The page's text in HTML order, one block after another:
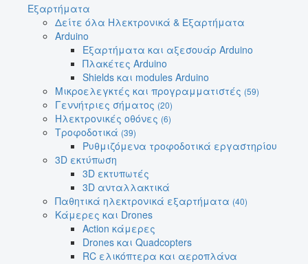
Εξαρτήματα
Δείτε όλα Ηλεκτρονικά & Εξαρτήματα
Arduino
Εξαρτήματα και αξεσουάρ Arduino
Πλακέτες Arduino
Shields και modules Arduino
Μικροελεγκτές και προγραμματιστές (59)
Γεννήτριες σήματος (20)
Ηλεκτρονικές οθόνες (6)
Τροφοδοτικά (39)
Ρυθμιζόμενα τροφοδοτικά εργαστηρίου
3D εκτύπωση
3D εκτυπωτές
3D ανταλλακτικά
Παθητικά ηλεκτρονικά εξαρτήματα (40)
Κάμερες και Drones
Action κάμερες
Drones και Quadcopters
RC ελικόπτερα και αεροπλάνα